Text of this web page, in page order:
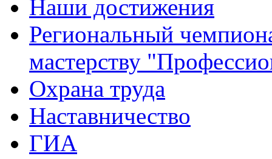
Наши достижения
Региональный
мастерству
Охрана труда
Наставничество
ГИА